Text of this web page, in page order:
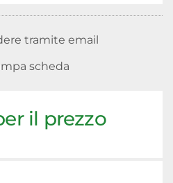
tramite email
scheda
il prezzo